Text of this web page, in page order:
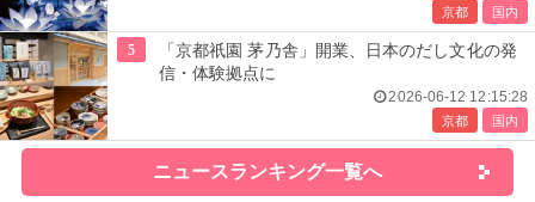
京都 国内
5
「京都祇園 茅乃舎」開業、日本のだし文化の発
信・体験拠点に
2026-06-12 12:15:28
京都 国内
ニュースランキング一覧へ